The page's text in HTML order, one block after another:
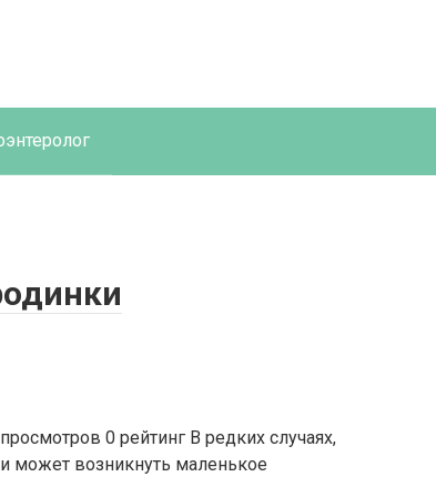
0 рейтинг В редких случаях,
может возникнуть маленькое